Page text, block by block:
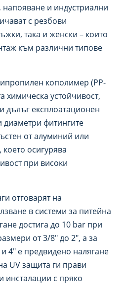
напояване и индустриални
с резбови
така и женски – които
към различни типове
кополимер (PP-
химическа устойчивост,
дълъг експлоатационен
фитингите
от алуминий или
осигурява
при високи
отговарят на
в системи за питейна
достига до 10 bar при
от 3/8″ до 2″, а за
4″ е предвидено налягане
UV защита ги прави
с пряко